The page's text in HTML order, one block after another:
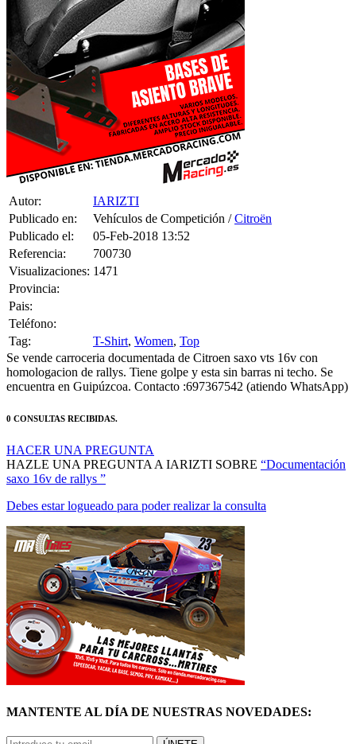
Autor:
Publicado en:
Vehículos de Competición /
Publicado el:
05-Feb-2018 13:52
Referencia:
700730
Visualizaciones:
1471
Provincia:
Pais:
Teléfono:
Tag:
Se vende carroceria documentada de Citroen saxo vts 16v con
homologacion de rallys. Tiene golpe y esta sin barras ni techo. Se
encuentra en Guipúzcoa. Contacto :697367542 (atiendo WhatsApp)
HAZLE UNA PREGUNTA A IARIZTI SOBRE
saxo 16v de rallys ”
Debes estar logueado para poder realizar la consulta